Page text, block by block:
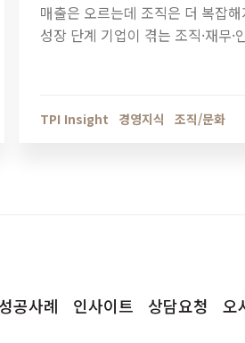
매출은 오르는데 조직은 더 복잡
성장 단계 기업이 겪는 조직·재무·
TPI Insight 경영지식 조직/문화
공사례 인사이트 상담요청 오